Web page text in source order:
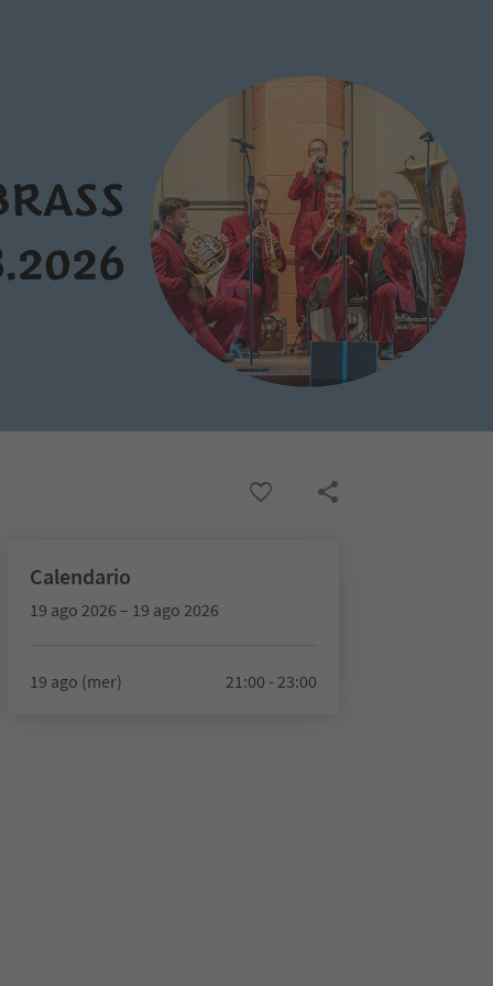
Calendario
19 ago 2026 – 19 ago 2026
19 ago (mer) 21:00 - 23:00